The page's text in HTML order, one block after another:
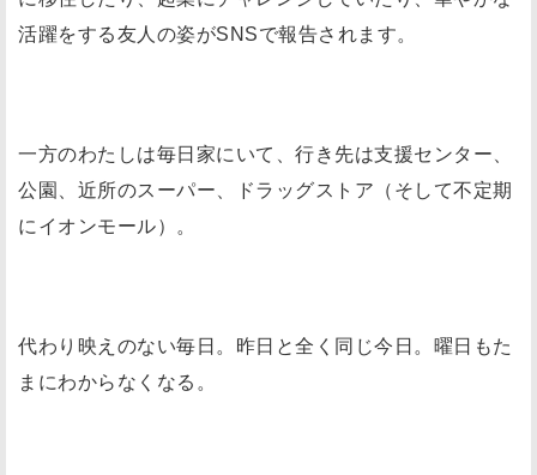
活躍をする友人の姿がSNSで報告されます。
一方のわたしは毎日家にいて、行き先は支援センター、
公園、近所のスーパー、ドラッグストア（そして不定期
にイオンモール）。
代わり映えのない毎日。昨日と全く同じ今日。曜日もた
まにわからなくなる。